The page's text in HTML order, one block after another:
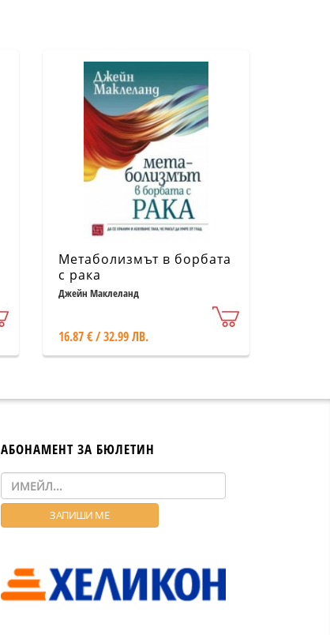
Метаболизмът в борбата
с рака
Джейн Маклеланд
16.87 € / 32.99 ЛВ.
АБОНАМЕНТ ЗА БЮЛЕТИН